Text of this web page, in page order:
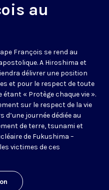
au
François se rend au
A Hiroshima et
délivrer une position
et pour le respect de toute
étant « Protège chaque vie ».
sur le respect de la vie
journée dédiée au
de terre, tsunami et
de Fukushima –
victimes de ces